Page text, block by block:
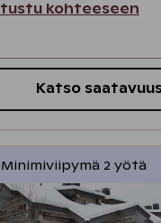
kohteeseen
Katso
Minimiviipymä 2 yötä